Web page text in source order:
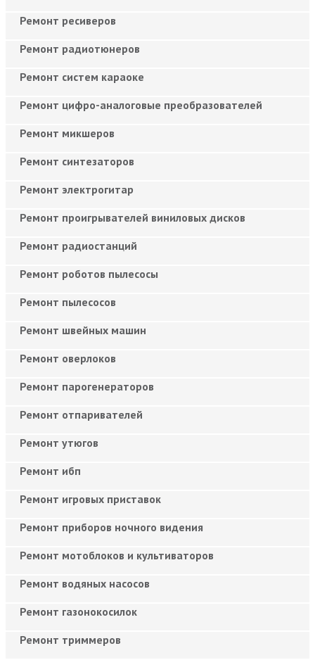
Ремонт ресиверов
Ремонт радиотюнеров
Ремонт систем караоке
Ремонт цифро-аналоговые преобразователей
Ремонт микшеров
Ремонт синтезаторов
Ремонт электрогитар
Ремонт проигрывателей виниловых дисков
Ремонт радиостанций
Ремонт роботов пылесосы
Ремонт пылесосов
Ремонт швейных машин
Ремонт оверлоков
Ремонт парогенераторов
Ремонт отпаривателей
Ремонт утюгов
Ремонт ибп
Ремонт игровых приставок
Ремонт приборов ночного видения
Ремонт мотоблоков и культиваторов
Ремонт водяных насосов
Ремонт газонокосилок
Ремонт триммеров